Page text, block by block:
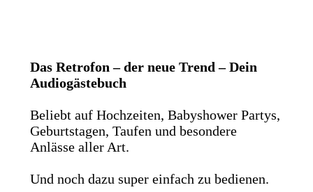
Das Retrofon – der neue Trend – Dein
Audiogästebuch
Beliebt auf Hochzeiten, Babyshower Partys,
Geburtstagen, Taufen und besondere
Anlässe aller Art.
Und noch dazu super einfach zu bedienen.